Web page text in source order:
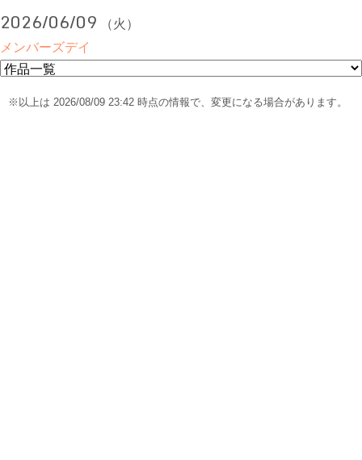
2026/06/09 （火）
メンバーズデイ
※以上は 2026/08/09 23:42 時点の情報で、変更になる場合があります。